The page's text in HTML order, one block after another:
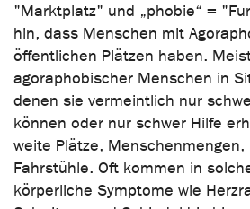
"Marktplatz" und „phobie“ =
hin, dass Menschen mit
öffentlichen Plätzen haben.
agoraphobischer Menschen in
denen sie vermeintlich nur
können oder nur schwer Hilfe
weite Plätze,
Fahrstühle. Oft kommen in
körperliche Symptome wie